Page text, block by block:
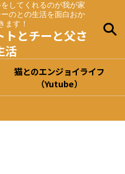
してくれるのが我が家
のとの生活を面白おか
ます！
トとチーと父さ
活
猫とのエンジョイライフ
（Yutube）